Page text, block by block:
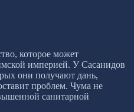
которое может
империей. У Сасанидов
они получают дань,
проблем. Чума не
санитарной